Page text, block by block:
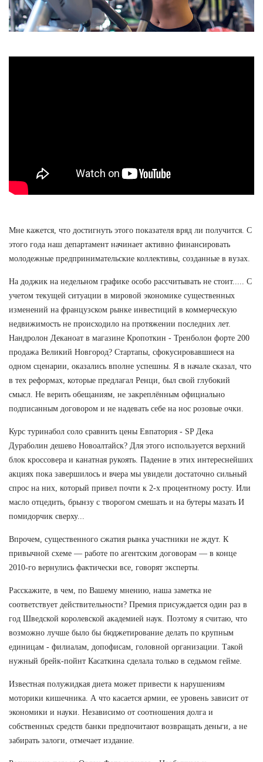
Мне кажется, что достигнуть этого показателя вряд ли получится. С
этого года наш департамент начинает активно финансировать
молодежные предпринимательские коллективы, созданные в вузах.
На доджик на недельном графике особо рассчитывать не стоит..... С
учетом текущей ситуации в мировой экономике существенных
изменений на французском рынке инвестиций в коммерческую
недвижимость не происходило на протяжении последних лет.
Нандролон Деканоат в магазине Кропоткин - Тренболон форте 200
продажа Великий Новгород? Стартапы, сфокусировавшиеся на
одном сценарии, оказались вполне успешны. Я в начале сказал, что
в тех реформах, которые предлагал Ренци, был свой глубокий
смысл. Не верить обещаниям, не закреплённым официально
подписанным договором и не надевать себе на нос розовые очки.
Курс туринабол соло сравнить цены Евпатория - SP Дека
Дураболин дешево Новоалтайск? Для этого используется верхний
блок кроссовера и канатная рукоять. Падение в этих интереснейших
акциях пока завершилось и вчера мы увидели достаточно сильный
спрос на них, который привел почти к 2-х процентному росту. Или
масло отцедить, брынзу с творогом смешать и на бутеры мазать И
помидорчик сверху...
Впрочем, существенного сжатия рынка участники не ждут. К
привычной схеме — работе по агентским договорам — в конце
2010-го вернулись фактически все, говорят эксперты.
Расскажите, в чем, по Вашему мнению, наша заметка не
соответствует действительности? Премия присуждается один раз в
год Шведской королевской академией наук. Поэтому я считаю, что
возможно лучше было бы бюджетирование делать по крупным
единицам - филиалам, допофисам, головной организации. Такой
нужный брейк-пойнт Касаткина сделала только в седьмом гейме.
Известная полужидкая диета может привести к нарушениям
моторики кишечника. А что касается армии, ее уровень зависит от
экономики и науки. Независимо от соотношения долга и
собственных средств банки предпочитают возвращать деньги, а не
забирать залоги, отмечает издание.